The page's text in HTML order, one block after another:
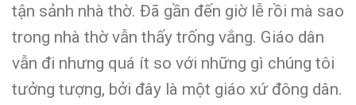
tận sảnh nhà thờ. Đã gần đến giờ lễ rồi mà sao
trong nhà thờ vẫn thấy trống vắng. Giáo dân
vẫn đi nhưng quá ít so với những gì chúng tôi
tưởng tượng, bởi đây là một giáo xứ đông dân.